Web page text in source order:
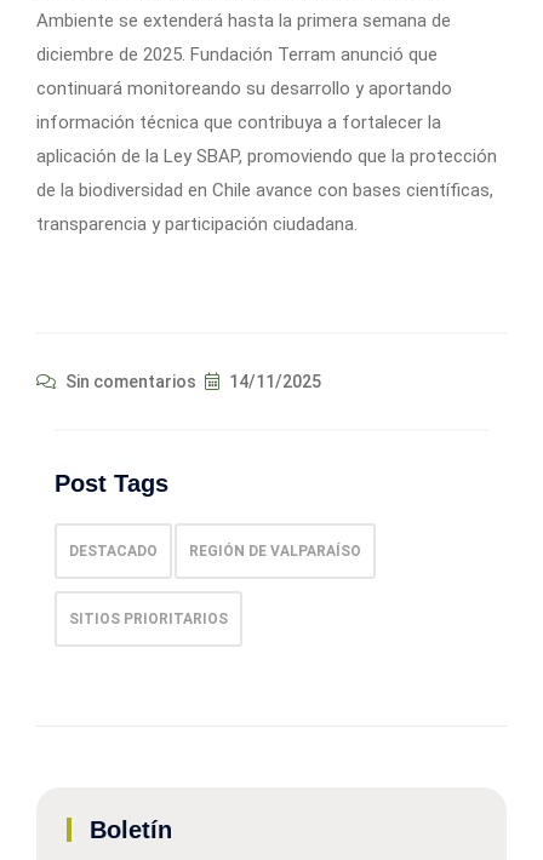
Ambiente se extenderá hasta la primera semana de
diciembre de 2025. Fundación Terram anunció que
continuará monitoreando su desarrollo y aportando
información técnica que contribuya a fortalecer la
aplicación de la Ley SBAP, promoviendo que la protección
de la biodiversidad en Chile avance con bases científicas,
transparencia y participación ciudadana.
Sin comentarios 14/11/2025
Post Tags
DESTACADO REGIÓN DE VALPARAÍSO
SITIOS PRIORITARIOS
Boletín